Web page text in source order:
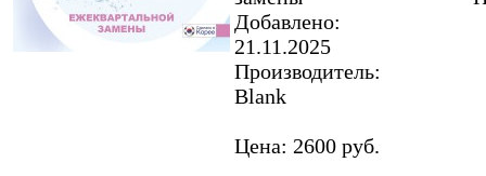
Добавлено:
21.11.2025
Производитель:
Blank
Цена: 2600 руб.